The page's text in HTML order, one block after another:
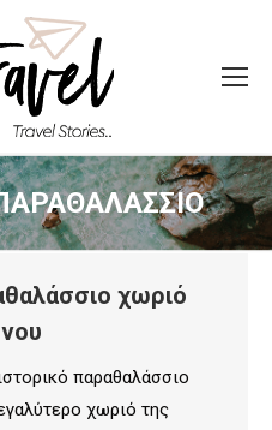
χωριό
παραθαλάσσιο
χωριό της